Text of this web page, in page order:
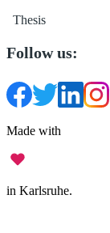
Thesis
Follow us:
Made with
in Karlsruhe.